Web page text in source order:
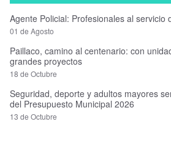
Agente Policial: Profesionales al servicio
01 de Agosto
Paillaco, camino al centenario: con
grandes proyectos
18 de Octubre
Seguridad, deporte y adultos mayores
del Presupuesto Municipal 2026
13 de Octubre